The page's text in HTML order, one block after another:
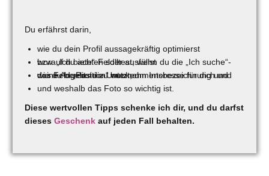
Du erfährst darin,
wie du dein Profil aussagekräftig optimierst
worauf du achten solltest, wenn du die „Ich suche“- bzw. „Ich biete“-Felder ausfüllst
wie du bereits die Unternehmensbezeichnung und das Feld „Position“ nutzt, um Interesse für dich und deine Angebote zu wecken
und weshalb das Foto so wichtig ist.
Diese wertvollen Tipps schenke ich dir, und du darfst
dieses Geschenk auf jeden Fall behalten.